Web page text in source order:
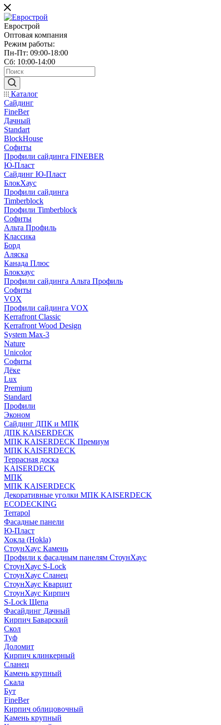
Еврострой
Оптовая компания
Режим работы:
Пн-Пт: 09:00-18:00
Сб: 10:00-14:00
Каталог
Сайдинг
FineBer
Дачный
Standart
BlockHouse
Софиты
Профили сайдинга FINEBER
Ю-Пласт
Сайдинг Ю-Пласт
БлокХаус
Профили сайдинга
Timberblock
Профили Timberblock
Софиты
Альта Профиль
Классика
Борд
Аляска
Канада Плюс
Блокхаус
Профили сайдинга Альта Профиль
Софиты
VOX
Профили сайдинга VOX
Kerrafront Classic
Kerrafront Wood Design
System Max-3
Nature
Unicolor
Софиты
Дёке
Lux
Premium
Standard
Профили
Эконом
Сайдинг ДПК и МПК
ДПК KAISERDECK
МПК KAISERDECK Премиум
МПК KAISERDECK
Террасная доска
KAISERDECK
МПК
МПК KAISERDECK
Декоративные уголки МПК KAISERDECK
ECODECKING
Terrapol
Фасадные панели
Ю-Пласт
Хокла (Hokla)
СтоунХаус Камень
Профили к фасадным панелям СтоунХаус
СтоунХаус S-Lock
СтоунХаус Сланец
СтоунХаус Кварцит
СтоунХаус Кирпич
S-Lock Щепа
Фасайдинг Дачный
Кирпич Баварский
Скол
Туф
Доломит
Кирпич клинкерный
Сланец
Камень крупный
Скала
Бут
FineBer
Кирпич облицовочный
Камень крупный